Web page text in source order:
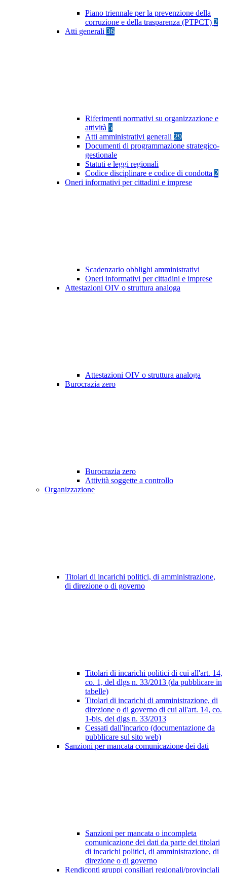
Piano triennale per la prevenzione della
corruzione e della trasparenza (PTPCT) 2
Atti generali 36
Riferimenti normativi su organizzazione e
attività 5
Atti amministrativi generali 29
Documenti di programmazione strategico-
gestionale
Statuti e leggi regionali
Codice disciplinare e codice di condotta 2
Oneri informativi per cittadini e imprese
Scadenzario obblighi amministrativi
Oneri informativi per cittadini e imprese
Attestazioni OIV o struttura analoga
Attestazioni OIV o struttura analoga
Burocrazia zero
Burocrazia zero
Attività soggette a controllo
Organizzazione
Titolari di incarichi politici, di amministrazione,
di direzione o di governo
Titolari di incarichi politici di cui all'art. 14,
co. 1, del dlgs n. 33/2013 (da pubblicare in
tabelle)
Titolari di incarichi di amministrazione, di
direzione o di governo di cui all'art. 14, co.
1-bis, del dlgs n. 33/2013
Cessati dall'incarico (documentazione da
pubblicare sul sito web)
Sanzioni per mancata comunicazione dei dati
Sanzioni per mancata o incompleta
comunicazione dei dati da parte dei titolari
di incarichi politici, di amministrazione, di
direzione o di governo
Rendiconti gruppi consiliari regionali/provinciali